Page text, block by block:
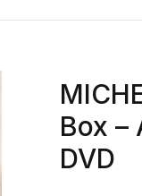
Box –
DVD